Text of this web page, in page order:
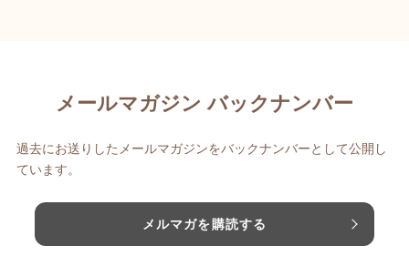
メールマガジン バックナンバー
過去にお送りしたメールマガジンをバックナンバーとして公開し
ています。
メルマガを購読する